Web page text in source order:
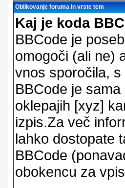
Oblikovanje foruma in vrste tem
Kaj je koda
BBCode je
omogoči (ali ne)
vnos sporočila,
BBCode je
oklepajih [xyz]
izpis.Za več
lahko dostopate
BBCode
obokencu za